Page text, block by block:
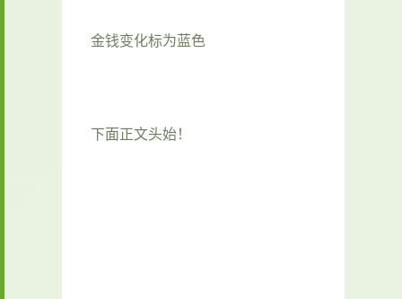
金钱变化标为蓝色
下面正文头始！